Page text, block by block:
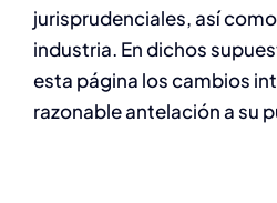
jurisprudenciales, así
industria. En dichos
esta página los cambios
razonable antelación a su